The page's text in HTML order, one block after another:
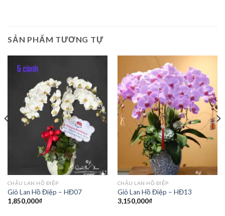
SẢN PHẨM TƯƠNG TỰ
CHẬU LAN HỒ ĐIỆP
Giỏ Lan Hồ Điệp – HĐ07
1,850,000₫
CHẬU LAN HỒ ĐIỆP
Giỏ Lan Hồ Điệp – HĐ13
3,150,000₫